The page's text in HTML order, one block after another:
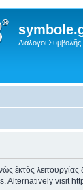
Διάλογοι Συμβολῆς
ἐκτὸς
Alternatively visit